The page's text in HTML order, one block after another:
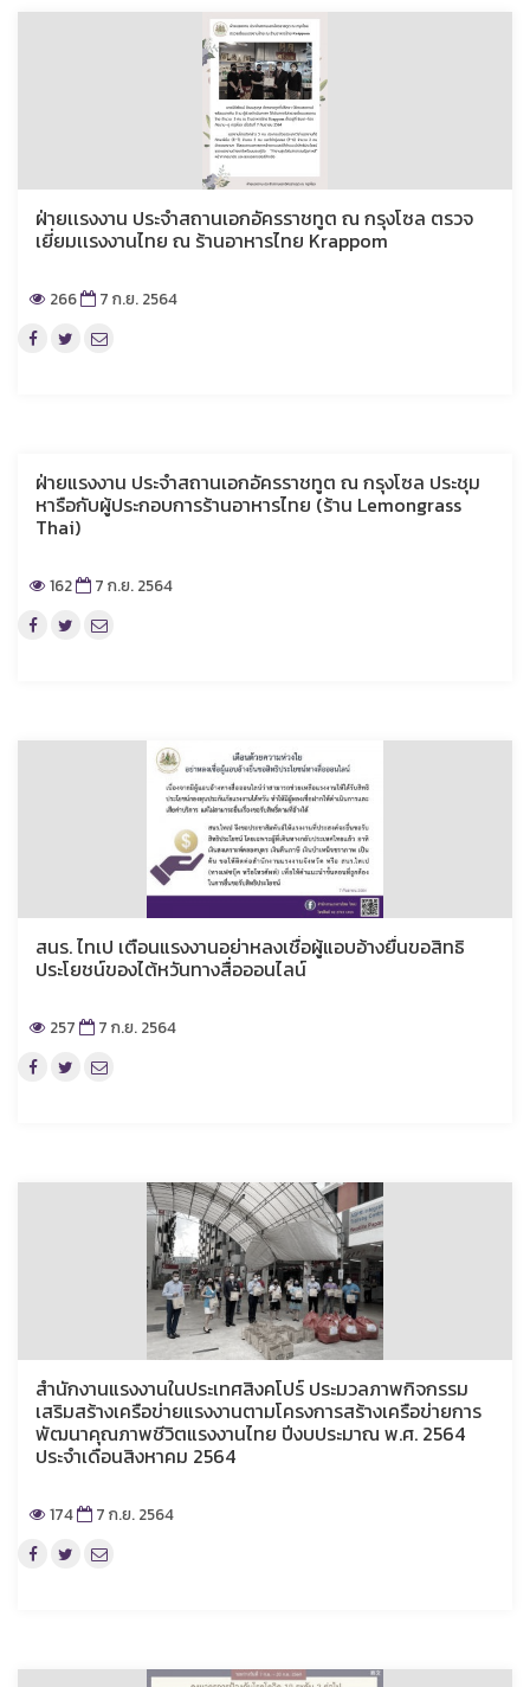
ฝ่ายเเรงงาน ประจำสถานเอกอัครราชทูต ณ กรุงโซล ตรวจ
เยี่ยมเเรงงานไทย ณ ร้านอาหารไทย Krappom
266 7 ก.ย. 2564
ฝ่ายแรงงาน ประจำสถานเอกอัครราชทูต ณ กรุงโซล ประชุม
หารือกับผู้ประกอบการร้านอาหารไทย (ร้าน Lemongrass
Thai)
162 7 ก.ย. 2564
สนร. ไทเป เตือนแรงงานอย่าหลงเชื่อผู้แอบอ้างยื่นขอสิทธิ
ประโยชน์ของไต้หวันทางสื่อออนไลน์
257 7 ก.ย. 2564
สำนักงานแรงงานในประเทศสิงคโปร์ ประมวลภาพกิจกรรม
เสริมสร้างเครือข่ายแรงงานตามโครงการสร้างเครือข่ายการ
พัฒนาคุณภาพชีวิตแรงงานไทย ปีงบประมาณ พ.ศ. 2564
ประจำเดือนสิงหาคม 2564
174 7 ก.ย. 2564